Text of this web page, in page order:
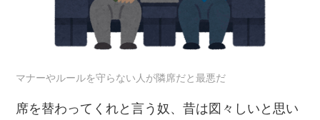
マナーやルールを守らない人が隣席だと最悪だ
席を替わってくれと言う奴、昔は図々しいと思い